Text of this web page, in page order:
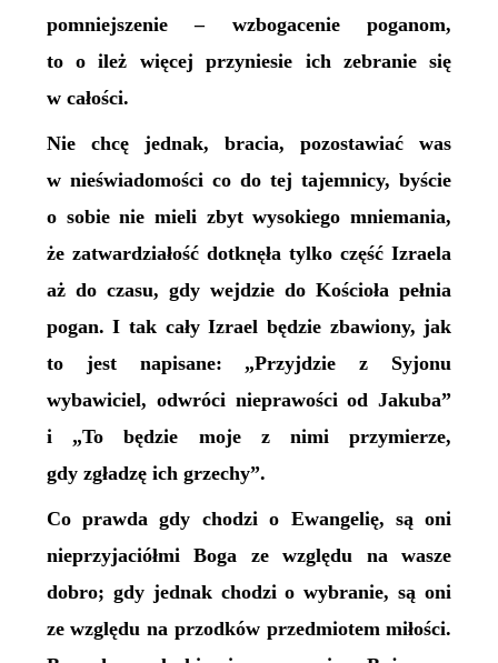
pomniejszenie – wzbogacenie poganom,
to o ileż więcej przyniesie ich zebranie się
w całości.
Nie chcę jednak, bracia, pozostawiać was
w nieświadomości co do tej tajemnicy, byście
o sobie nie mieli zbyt wysokiego mniemania,
że zatwardziałość dotknęła tylko część Izraela
aż do czasu, gdy wejdzie do Kościoła pełnia
pogan. I tak cały Izrael będzie zbawiony, jak
to jest napisane: „Przyjdzie z Syjonu
wybawiciel, odwróci nieprawości od Jakuba”
i „To będzie moje z nimi przymierze,
gdy zgładzę ich grzechy”.
Co prawda gdy chodzi o Ewangelię, są oni
nieprzyjaciółmi Boga ze względu na wasze
dobro; gdy jednak chodzi o wybranie, są oni
ze względu na przodków przedmiotem miłości.